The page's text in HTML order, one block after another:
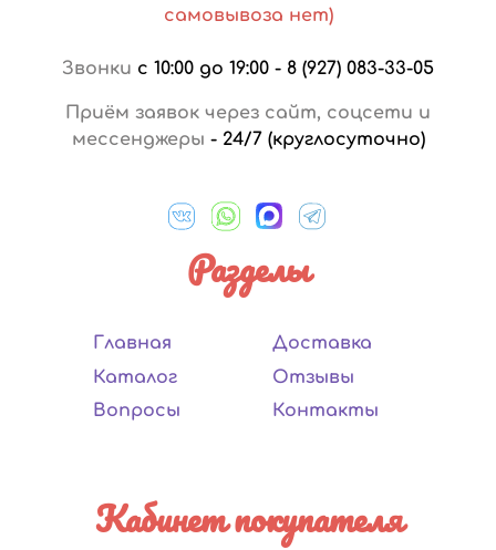
самовывоза нет)
Звонки с 10:00 до 19:00 - 8 (927) 083-33-05
Приём заявок через сайт, соцсети и
мессенджеры - 24/7 (круглосуточно)
Разделы
Главная
Каталог
Вопросы
Доставка
Отзывы
Контакты
Кабинет покупателя